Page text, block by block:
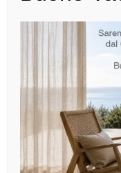
Tomasella